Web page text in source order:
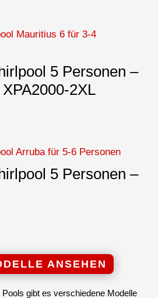
5 Personen –
2XL
5 Personen –
ANSEHEN
gibt es verschiedene Modelle